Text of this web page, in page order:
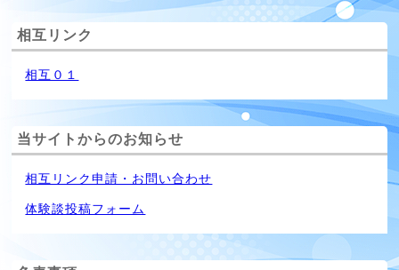
相互リンク
相互０１
当サイトからのお知らせ
相互リンク申請・お問い合わせ
体験談投稿フォーム